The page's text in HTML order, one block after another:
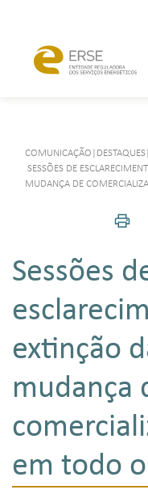
COMUNICAÇÃO DESTAQUES
SESSÕES DE
MUDANÇA DE
Sessões
extinção
mudança
em todo